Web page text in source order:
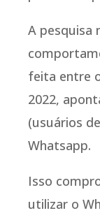
A pesquisa
feita entre
2022,
(usuários
Whatsapp.
Isso
utilizar o